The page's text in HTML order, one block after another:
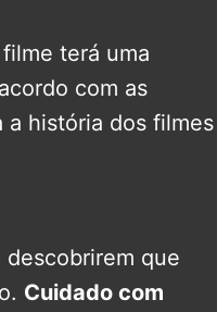
terá uma
com as
a história dos filmes
que
Cuidado com